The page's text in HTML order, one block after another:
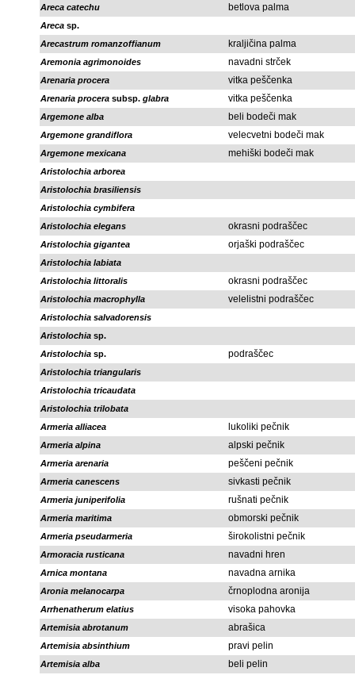
Areca catechu
betlova palma
Areca sp.
Arecastrum romanzoffianum
kraljičina palma
Aremonia agrimonoides navadni strček
Arenaria procera vitka peščenka
Arenaria procera subsp. glabra vitka peščenka
Argemone alba beli bodeči mak
Argemone grandiflora velecvetni bodeči mak
Argemone mexicana mehiški bodeči mak
Aristolochia arborea
Aristolochia brasiliensis
Aristolochia cymbifera
Aristolochia elegans
okrasni podraščec
Aristolochia gigantea orjaški podraščec
Aristolochia labiata
Aristolochia littoralis
okrasni podraščec
Aristolochia macrophylla velelistni podraščec
Aristolochia salvadorensis
Aristolochia sp.
Aristolochia sp. podraščec
Aristolochia triangularis
Aristolochia tricaudata
Aristolochia trilobata
Armeria alliacea
lukoliki pečnik
Armeria alpina alpski pečnik
Armeria arenaria peščeni pečnik
Armeria canescens sivkasti pečnik
Armeria juniperifolia rušnati pečnik
Armeria maritima obmorski pečnik
Armeria pseudarmeria širokolistni pečnik
Armoracia rusticana navadni hren
Arnica montana navadna arnika
Aronia melanocarpa črnoplodna aronija
Arrhenatherum elatius visoka pahovka
Artemisia abrotanum abrašica
Artemisia absinthium pravi pelin
Artemisia alba beli pelin